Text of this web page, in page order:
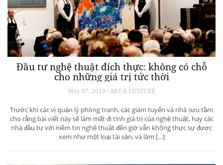
Đầu tư nghệ thuật đích thực: không có chỗ
cho những giá trị tức thời
May 07, 2019 / ART & CULTURE
Trước khi các vị quản lý phòng tranh, các giám tuyển và nhà sưu tầm
cho rằng bài viết này sẽ làm mất đi tính giá trị của nghệ thuật, hay các
nhà đầu tư với niềm tin nghệ thuật đến giờ vẫn không thực sự được
xem như một loại tài sản, và làm […]